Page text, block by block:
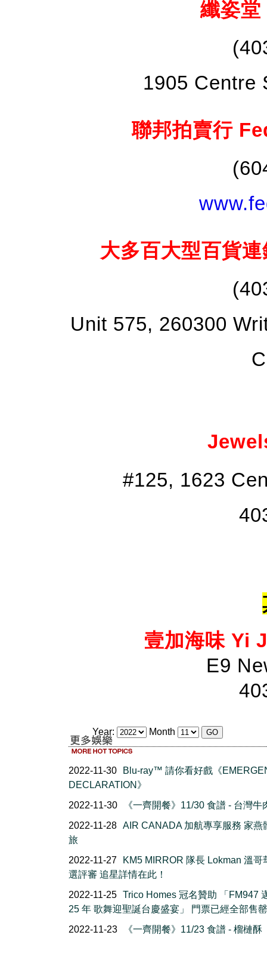
纖姿
1905 Centre
聯邦拍賣行
大多百大型百貨
Unit 575, 260300
#125, 1623
壹加海味 Yi
E9
Year: Month
2022-11-30
Blu-ray™ 請你看好戲《
DECLARATION》
2022-11-30
《一齊開餐》11/30 食譜 - 台灣牛
2022-11-28 AIR CANADA 加航專享服務 家燕
旅
2022-11-27
KM5 MIRROR 隊長 Lokman 溫哥
選評審 追星詳情在此！
2022-11-25 Trico Homes 冠名贊助 「FM947
25 年 歌舞迎聖誕台慶盛宴」 門票已經全部售
2022-11-23
《一齊開餐》11/23 食譜 - 榴槤酥